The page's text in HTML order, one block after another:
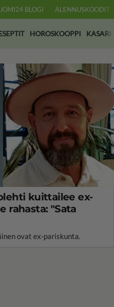
BLOGI ALENNUSKOODIT
HOROSKOOPPI KASARI
kuittailee ex-
rahasta: "Sata
ovat ex-pariskunta.